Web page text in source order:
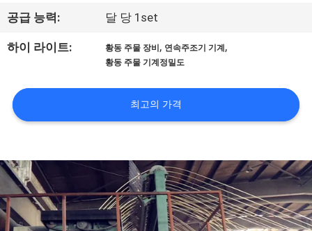
장
여
품
관
리
공급 능력: 달 당 1set
하이 라이트: 황동 주물 장비 , 연속주조기 기계 ,
황동 주물 기계정밀도
최고의 가격